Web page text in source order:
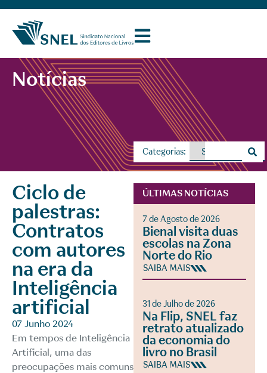
Notícias
Categorias:
Ciclo de
palestras:
Contratos
com autores
na era da
Inteligência
artificial
07 Junho 2024
Em tempos de Inteligência
Artificial, uma das
preocupações mais comuns
ÚLTIMAS NOTÍCIAS
7 de Agosto de 2026
Bienal visita duas
escolas na Zona
Norte do Rio
SAIBA MAIS
31 de Julho de 2026
Na Flip, SNEL faz
retrato atualizado
da economia do
livro no Brasil
SAIBA MAIS